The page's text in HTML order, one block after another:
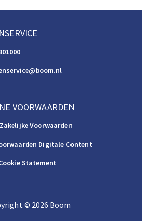
VOORWAARDEN
Voorwaarden
Digitale Content
Statement
©️ 2026 Boom